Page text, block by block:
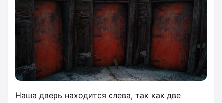
Наша дверь находится слева, так как две